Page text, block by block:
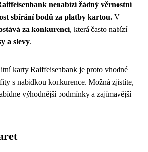
nenabízí žádný věrnostní
sbírání bodů za platby kartou. V
za konkurencí, která často nabízí
a slevy.
karty Raiffeisenbank je proto vhodné
s nabídkou konkurence. Možná zjistíte,
výhodnější podmínky a zajímavější